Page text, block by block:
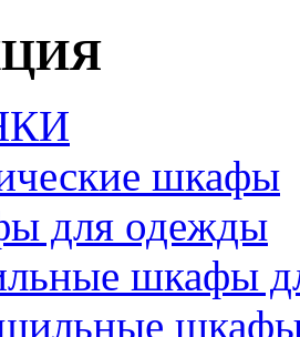
шкафы
для одежды
шкафы